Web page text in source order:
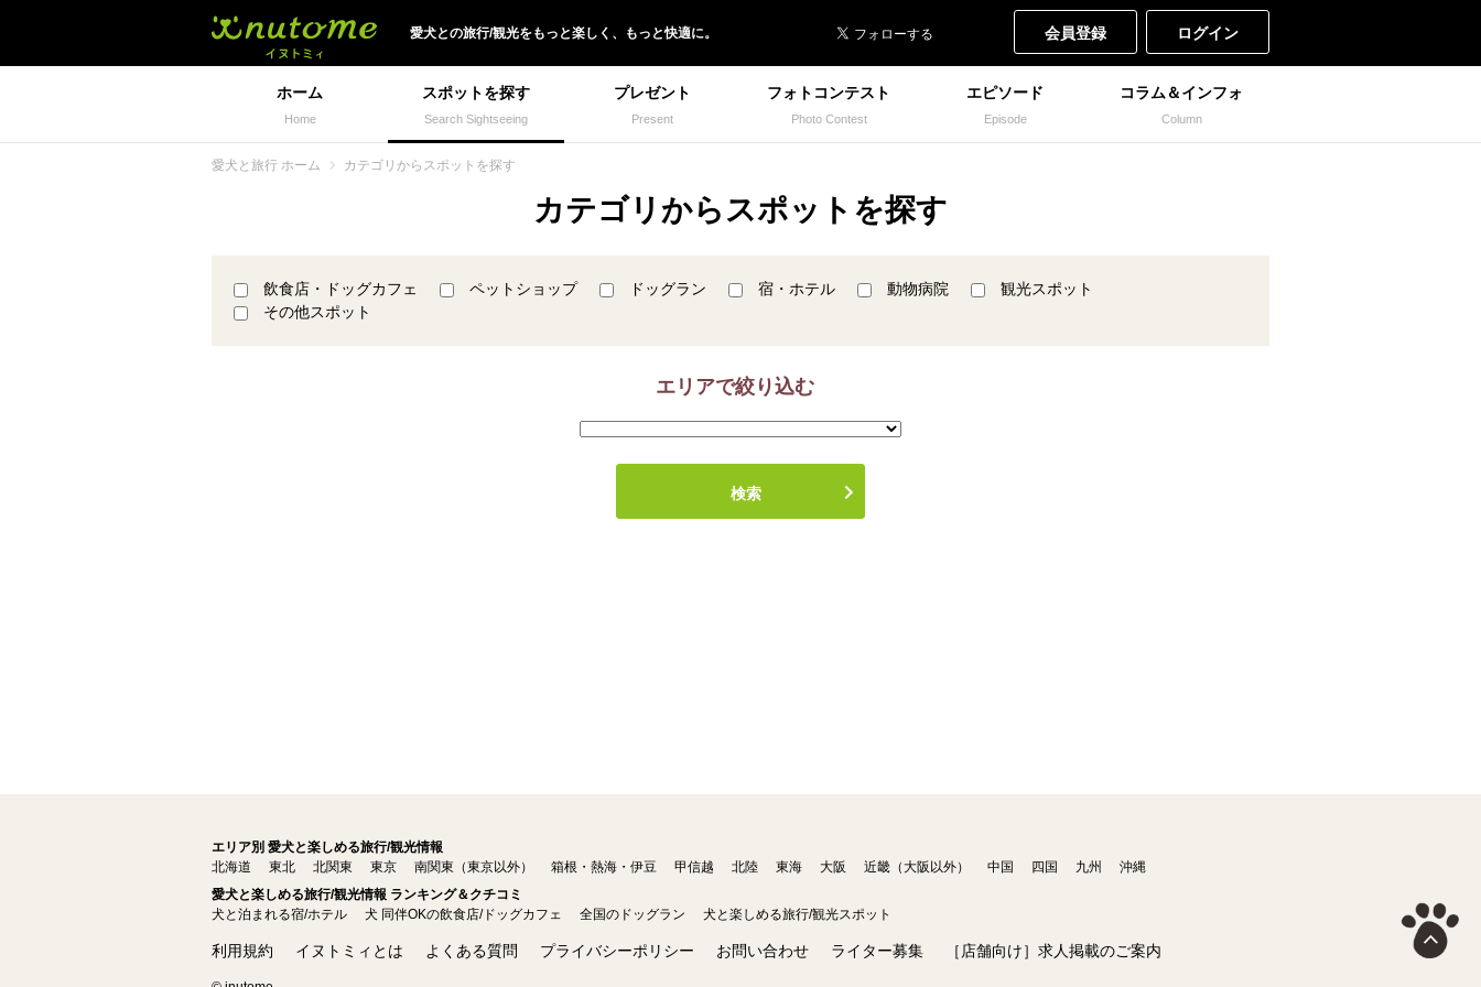
愛犬との旅行/観光をもっと楽しく、 もっと快適に。 会員登録 ログイン
ホーム
Home
スポットを探す
Search Sightseeing
プレゼント
Present
フォトコンテスト
Photo Contest
エピソード
Episode
コラム＆インフォ
Column
愛犬と旅行 ホーム カテゴリからスポットを探す
カテゴリからスポットを探す
飲食店・ドッグカフェ ペットショップ ドッグラン 宿・ホテル 動物病院
観光スポット
その他スポット
エリアで絞り込む
エリア別 愛犬と楽しめる旅行/観光情報
北海道
東北 北関東 東京 南関東（東京以外） 箱根・熱海・伊豆 甲信越 北陸 東海 大阪 近畿（大阪以外） 中国 四国 九州
沖縄
愛犬と楽しめる旅行/観光情報 ランキング＆クチコミ
犬と泊まれる宿/ホテル
犬 同伴OKの飲食店/ドッグカフェ 全国のドッグラン 犬と楽しめる旅行/観光スポット
利用規約 イヌトミィとは よくある質問 プライバシーポリシー お問い合わせ ライター募集 ［店舗向け］求人掲載のご案内